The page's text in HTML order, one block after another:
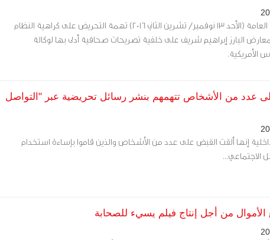
وجهت النيابة العامة (الأحد 13 نوفمبر/ تشرين الثاني 2016) تهمة التحريض على كراهية النظام
البارز إبراهيم شريف على خلفية تصريحات صحافية أدلى بها لوكالة
الأمريكية.
عدد من الأشخاص تتهمهم بنشر رسائل تحريضية عبر "التواصل
إنها ألقت القبض على عدد من الأشخاص والذين قاموا بإساءة استخدام
الاجتماعي...
من أجل إنتاج فيلم يسيء للصحابة